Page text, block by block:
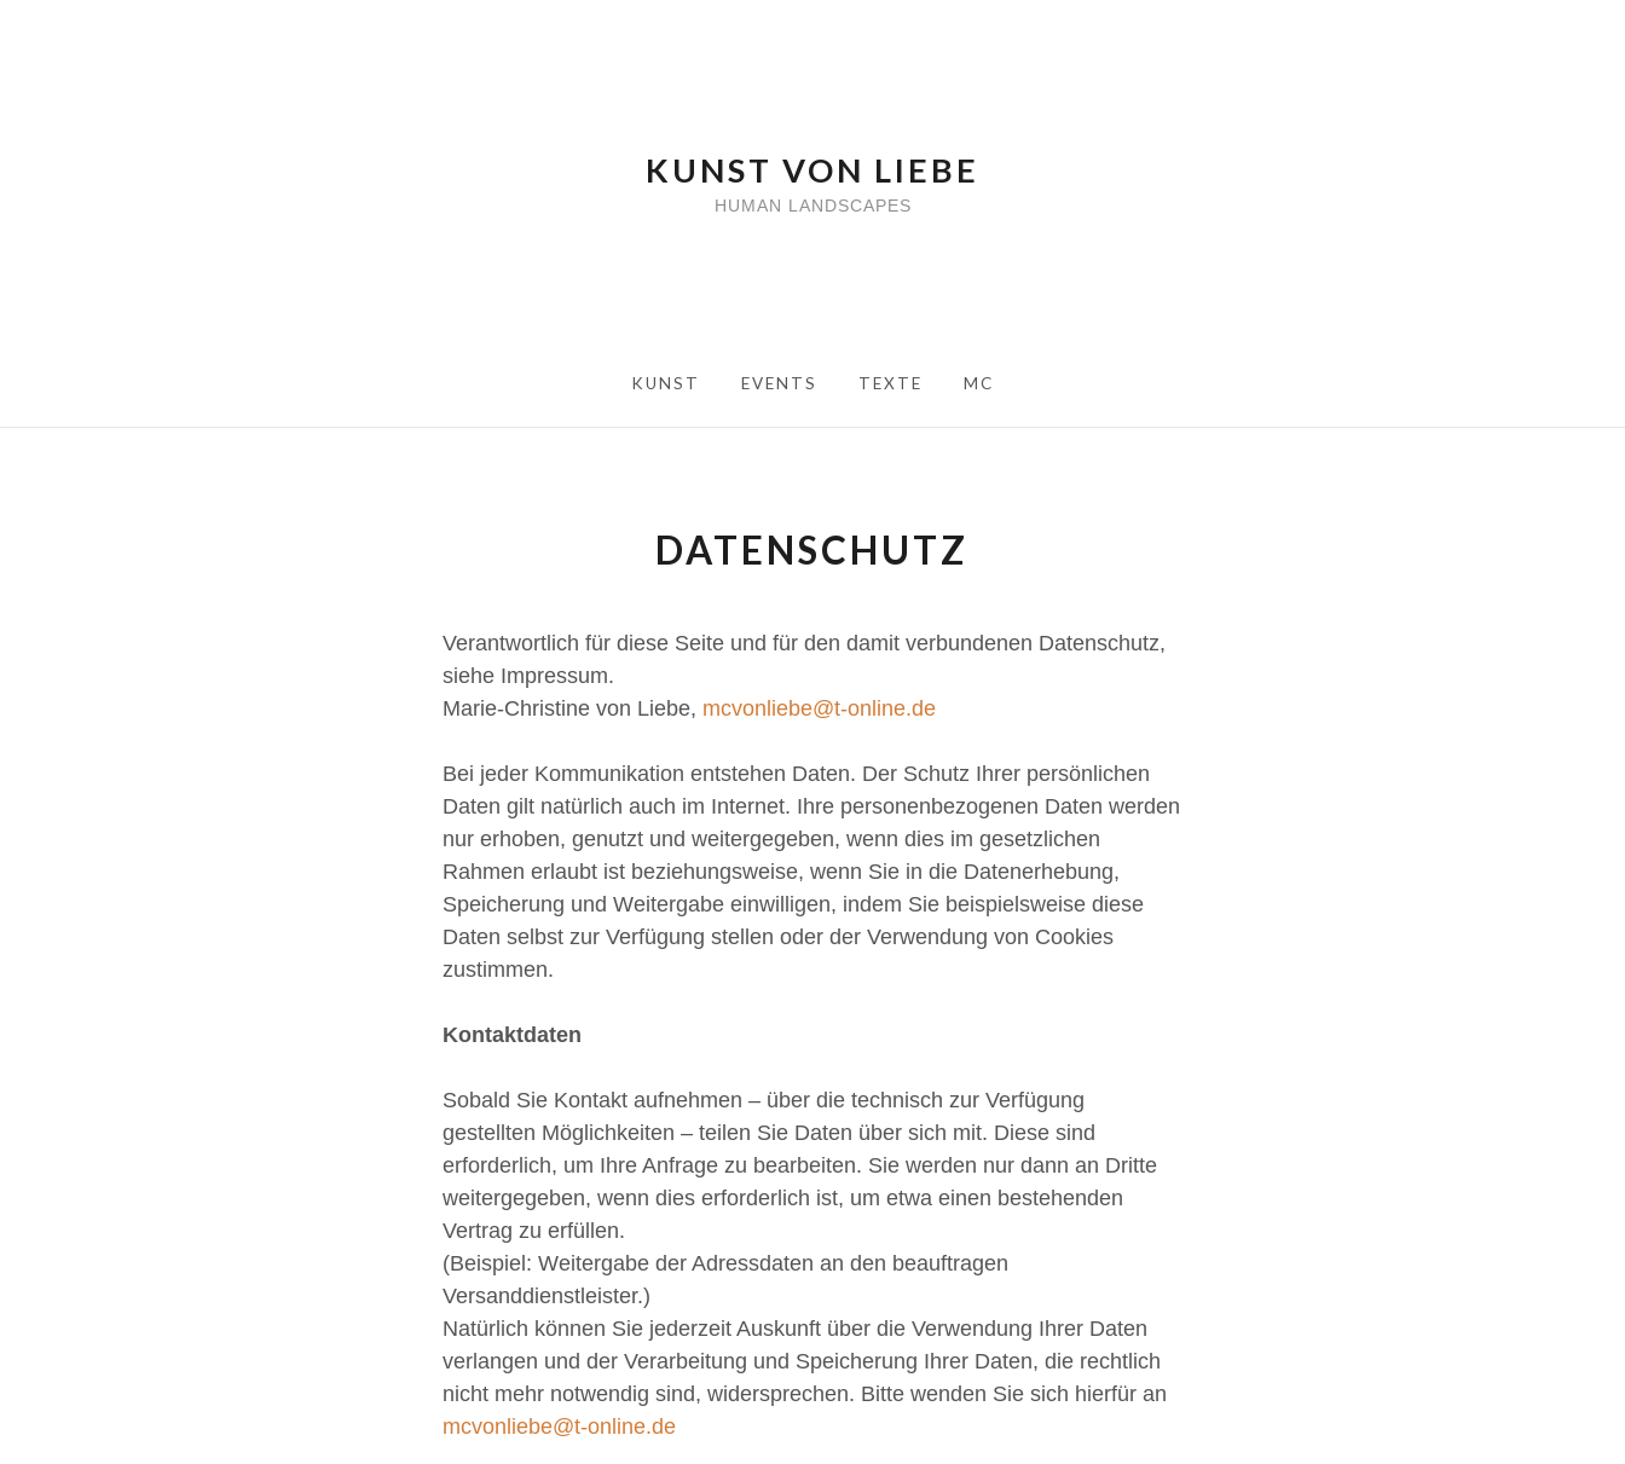
KUNST VON LIEBE
HUMAN LANDSCAPES
KUNST EVENTS TEXTE MC
DATENSCHUTZ
Verantwortlich für diese Seite und für den damit verbundenen Datenschutz,
siehe Impressum.
Marie-Christine von Liebe, mcvonliebe@t-online.de
Bei jeder Kommunikation entstehen Daten. Der Schutz Ihrer persönlichen
Daten gilt natürlich auch im Internet. Ihre personenbezogenen Daten werden
nur erhoben, genutzt und weitergegeben, wenn dies im gesetzlichen
Rahmen erlaubt ist beziehungsweise, wenn Sie in die Datenerhebung,
Speicherung und Weitergabe einwilligen, indem Sie beispielsweise diese
Daten selbst zur Verfügung stellen oder der Verwendung von Cookies
zustimmen.
Kontaktdaten
Sobald Sie Kontakt aufnehmen – über die technisch zur Verfügung
gestellten Möglichkeiten – teilen Sie Daten über sich mit. Diese sind
erforderlich, um Ihre Anfrage zu bearbeiten. Sie werden nur dann an Dritte
weitergegeben, wenn dies erforderlich ist, um etwa einen bestehenden
Vertrag zu erfüllen.
(Beispiel: Weitergabe der Adressdaten an den beauftragen
Versanddienstleister.)
Natürlich können Sie jederzeit Auskunft über die Verwendung Ihrer Daten
verlangen und der Verarbeitung und Speicherung Ihrer Daten, die rechtlich
nicht mehr notwendig sind, widersprechen. Bitte wenden Sie sich hierfür an
mcvonliebe@t-online.de